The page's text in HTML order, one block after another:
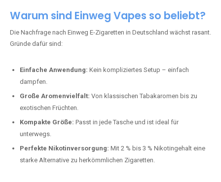
Warum sind Einweg Vapes so beliebt?
Die Nachfrage nach Einweg E-Zigaretten in Deutschland wächst rasant.
Gründe dafür sind:
Einfache Anwendung: Kein kompliziertes Setup – einfach
dampfen.
Große Aromenvielfalt: Von klassischen Tabakaromen bis zu
exotischen Früchten.
Kompakte Größe: Passt in jede Tasche und ist ideal für
unterwegs.
Perfekte Nikotinversorgung: Mit 2 % bis 3 % Nikotingehalt eine
starke Alternative zu herkömmlichen Zigaretten.